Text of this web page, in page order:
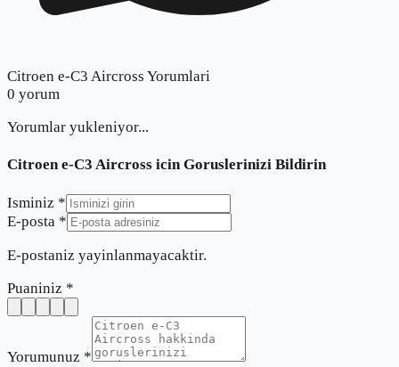
Citroen e-C3 Aircross Yorumlari
0 yorum
Yorumlar yukleniyor...
Citroen e-C3 Aircross icin Goruslerinizi Bildirin
Isminiz *
E-posta *
E-postaniz yayinlanmayacaktir.
Puaniniz *
Yorumunuz *